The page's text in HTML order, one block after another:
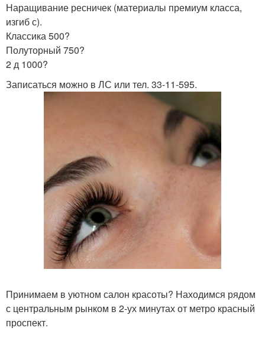
Наращивание ресничек (материалы премиум класса,
изгиб с).
Классика 500?
Полуторный 750?
2 д 1000?
Записаться можно в ЛС или тел. 33-11-595.
Принимаем в уютном салон красоты? Находимся рядом
с центральным рынком в 2-ух минутах от метро красный
проспект.